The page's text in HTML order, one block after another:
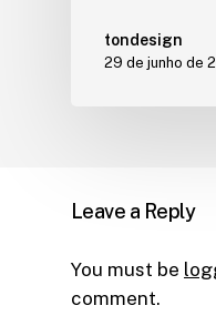
tondesign
29 de junho de
Leave a Reply
You must be
comment.